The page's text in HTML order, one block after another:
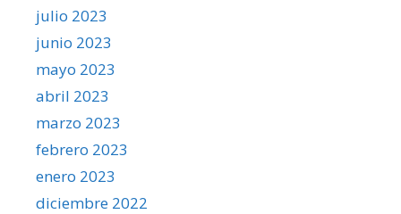
julio 2023
junio 2023
mayo 2023
abril 2023
marzo 2023
febrero 2023
enero 2023
diciembre 2022